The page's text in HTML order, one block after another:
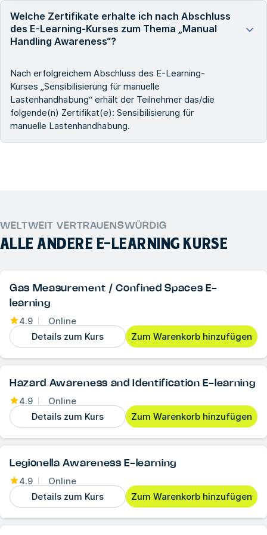
Welche Zertifikate erhalte ich nach Abschluss
des E-Learning-Kurses zum Thema „Manual
Handling Awareness“?
Nach erfolgreichem Abschluss des E-Learning-
Kurses „Sensibilisierung für manuelle
Lastenhandhabung“ erhält der Teilnehmer das/die
folgende(n) Zertifikat(e): Sensibilisierung für
manuelle Lastenhandhabung.
WELTWEIT VERTRAUENSWÜRDIG
ALLE ANDERE E-LEARNING KURSE
Gas Measurement / Confined Spaces E-
learning
4.9
Online
Details zum Kurs
Zum Warenkorb hinzufügen
Hazard Awareness and Identification E-learning
4.9
Online
Details zum Kurs
Zum Warenkorb hinzufügen
Legionella Awareness E-learning
4.9
Online
Details zum Kurs
Zum Warenkorb hinzufügen